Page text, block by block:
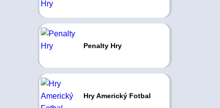
Penalty Hry
Hry Americký Fotbal